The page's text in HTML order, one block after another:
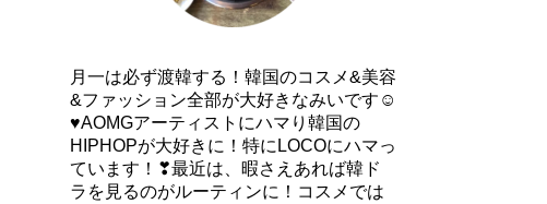
月一は必ず渡韓する！韓国のコスメ&美容
&ファッション全部が大好きなみいです☺
♥AOMGアーティストにハマり韓国の
HIPHOPが大好きに！特にLOCOにハマっ
ています！❣最近は、暇さえあれば韓ド
ラを見るのがルーティンに！コスメでは